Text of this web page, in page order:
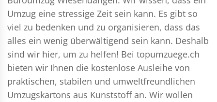
Umzug eine stressige Zeit sein kann. Es gibt so
viel zu bedenken und zu organisieren, dass das
alles ein wenig überwältigend sein kann. Deshalb
sind wir hier, um zu helfen! Bei topumzuege.ch
bieten wir Ihnen die kostenlose Ausleihe von
praktischen, stabilen und umweltfreundlichen
Umzugskartons aus Kunststoff an. Wir wollen